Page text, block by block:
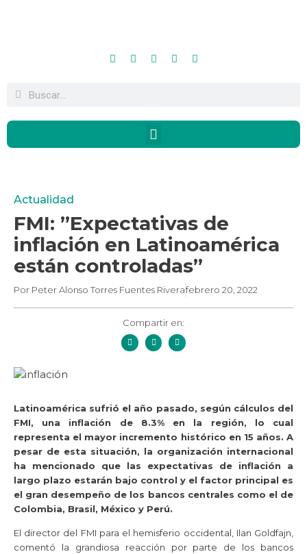
Actualidad
FMI: ”Expectativas de
inflación en Latinoamérica
están controladas”
Por Peter Alonso Torres Fuentes Riverafebrero 20, 2022
Compartir en:
Latinoamérica sufrió el año pasado, según cálculos del
FMI, una inflación de 8.3% en la región, lo cual
representa el mayor incremento histórico en 15 años. A
pesar de esta situación, la organización internacional
ha mencionado que las expectativas de inflación a
largo plazo estarán bajo control y el factor principal es
el gran desempeño de los bancos centrales como el de
Colombia, Brasil, México y Perú.
El director del FMI para el hemisferio occidental, Ilan Goldfajn,
comentó la grandiosa reacción por parte de los bancos